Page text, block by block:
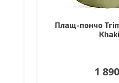
Плащ-пончо
1